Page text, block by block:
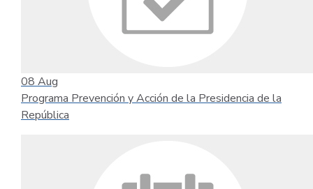
08 Aug
Programa Prevención y Acción de la Presidencia de la
República